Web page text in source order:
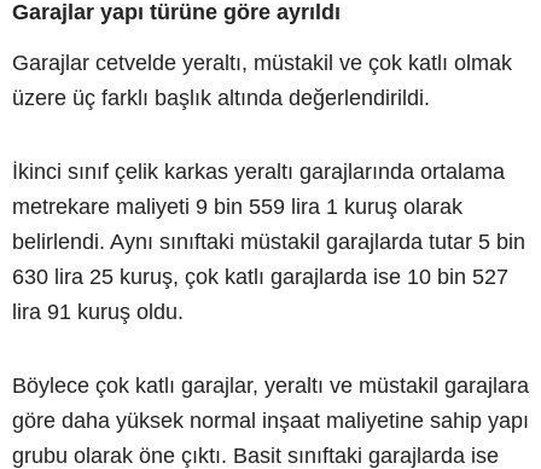
Garajlar yapı türüne göre ayrıldı
Garajlar cetvelde yeraltı, müstakil ve çok katlı olmak
üzere üç farklı başlık altında değerlendirildi.
İkinci sınıf çelik karkas yeraltı garajlarında ortalama
metrekare maliyeti 9 bin 559 lira 1 kuruş olarak
belirlendi. Aynı sınıftaki müstakil garajlarda tutar 5 bin
630 lira 25 kuruş, çok katlı garajlarda ise 10 bin 527
lira 91 kuruş oldu.
Böylece çok katlı garajlar, yeraltı ve müstakil garajlara
göre daha yüksek normal inşaat maliyetine sahip yapı
grubu olarak öne çıktı. Basit sınıftaki garajlarda ise